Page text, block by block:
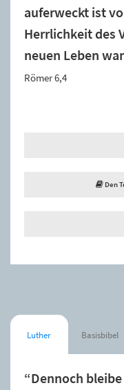
auferweckt ist
Herrlichkeit des
neuen Leben
Römer 6,4
Den
Luther Basisbibel
“Dennoch